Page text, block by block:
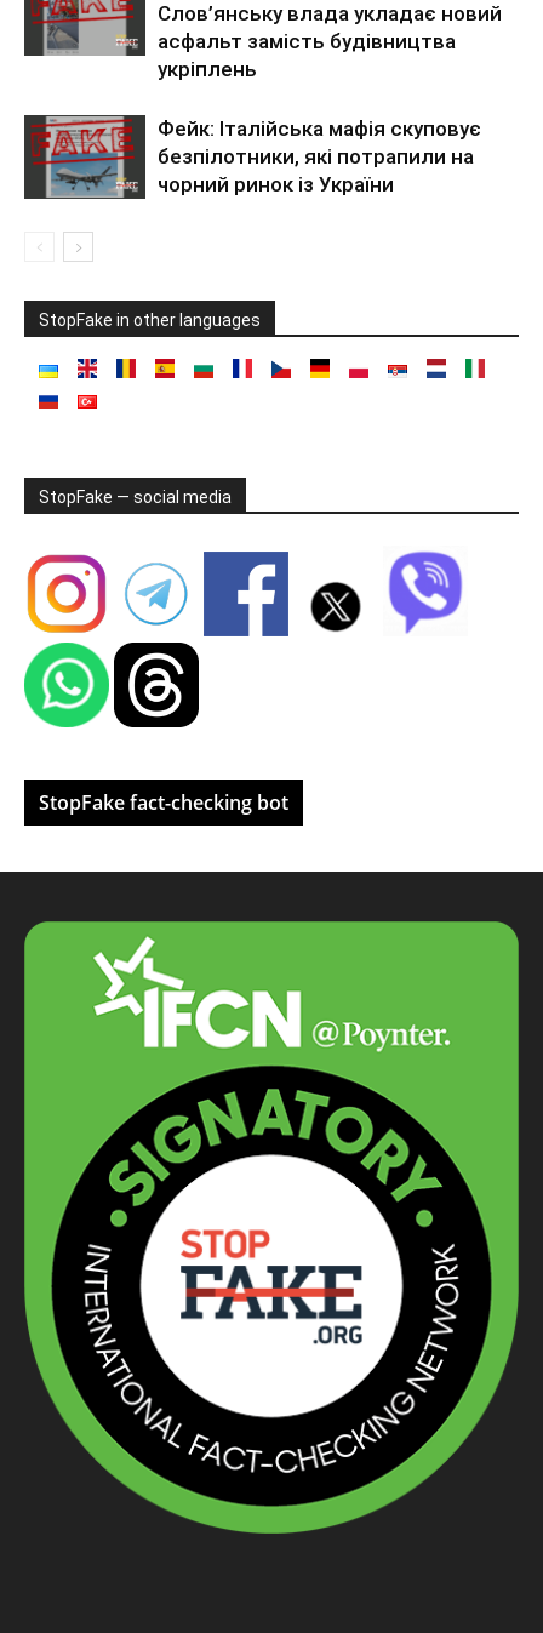
Слов’янську влада укладає новий
асфальт замість будівництва
укріплень
Фейк: Італійська мафія скуповує
безпілотники, які потрапили на
чорний ринок із України
StopFake in other languages
StopFake — social media
StopFake fact-checking bot